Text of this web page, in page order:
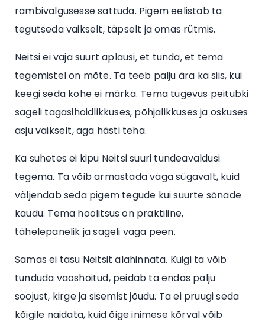
rambivalgusesse sattuda. Pigem eelistab ta
tegutseda vaikselt, täpselt ja omas rütmis.
Neitsi ei vaja suurt aplausi, et tunda, et tema
tegemistel on mõte. Ta teeb palju ära ka siis, kui
keegi seda kohe ei märka. Tema tugevus peitubki
sageli tagasihoidlikkuses, põhjalikkuses ja oskuses
asju vaikselt, aga hästi teha.
Ka suhetes ei kipu Neitsi suuri tundeavaldusi
tegema. Ta võib armastada väga sügavalt, kuid
väljendab seda pigem tegude kui suurte sõnade
kaudu. Tema hoolitsus on praktiline,
tähelepanelik ja sageli väga peen.
Samas ei tasu Neitsit alahinnata. Kuigi ta võib
tunduda vaoshoitud, peidab ta endas palju
soojust, kirge ja sisemist jõudu. Ta ei pruugi seda
kõigile näidata, kuid õige inimese kõrval võib